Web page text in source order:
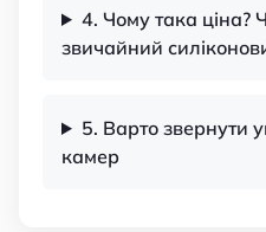
4. Чому така ціна?
звичайний
5. Варто звернути
камер